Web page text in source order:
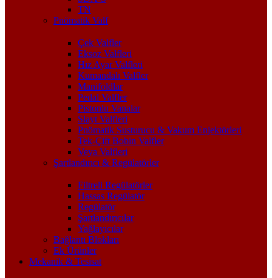
TN
Pnömatik Valf
Çek Valfler
Eksoz Valfleri
Hız Ayar Valfleri
Kumandalı Valfler
Manifoldlar
Pedal Valfler
Pistonlu Vanalar
Slayt Valfleri
Pnömatik Susturucu & Vakum Enjektörleri
Tek-Çift Bobin Valfler
Veya Valfleri
Şartlandırıcı & Regülatörler
Filtreli Regülatörler
Hassas Regülatör
Regülatör
Şartlandırıcılar
Yağlayıcılar
Bağlantı Blokları
Ek Ürünler
Mekanik & Tesisat